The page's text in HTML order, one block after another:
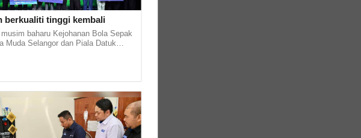
YP Smart
berkualiti tinggi kembali
baharu Kejohanan Bola Sepak
Muda Selangor dan Piala Datuk